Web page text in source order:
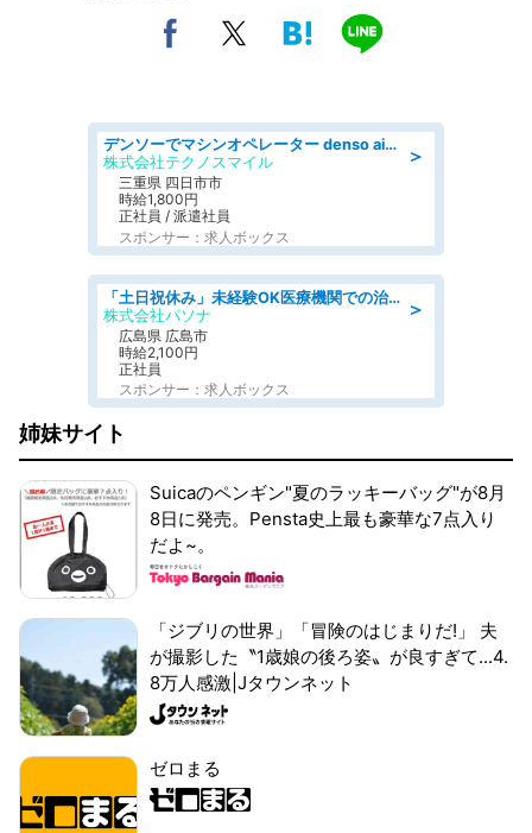
＞
デンソーでマシンオペレーター denso aichi
株式会社テクノスマイル
三重県 四日市市
時給1,800円
正社員 / 派遣社員
スポンサー：求人ボックス
＞
「土日祝休み」未経験OK医療機関での治験コーディネーターのお仕事
株式会社パソナ
広島県 広島市
時給2,100円
正社員
スポンサー：求人ボックス
姉妹サイト
Suicaのペンギン"夏のラッキーバッグ"が8月
8日に発売。Pensta史上最も豪華な7点入り
だよ~。
「ジブリの世界」「冒険のはじまりだ!」 夫
が撮影した〝1歳娘の後ろ姿〟が良すぎて...4.
8万人感激|Jタウンネット
ゼロまる